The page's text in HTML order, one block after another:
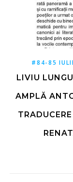
#84-85
LIVIU
AMPLĂ